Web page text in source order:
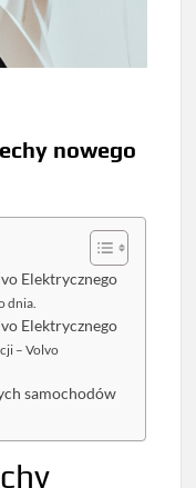
nowego
Elektrycznego
dnia.
Elektrycznego
– Volvo
samochodów